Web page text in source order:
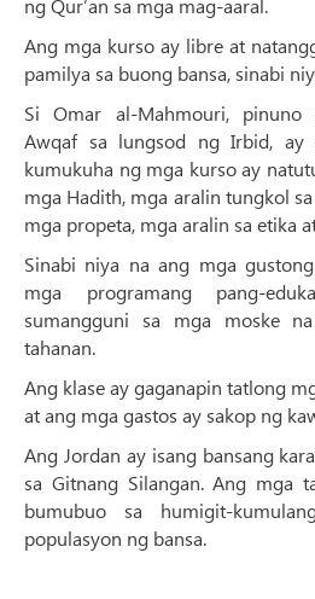
Ang mga kurso ay libre at
pamilya sa buong bansa, sinabi
Si Omar al-Mahmouri, pinuno
Awqaf sa lungsod ng Irbid, ay
kumukuha ng mga kurso ay
mga Hadith, mga aralin tungkol
mga propeta, mga aralin sa etika
Sinabi niya na ang mga
mga programang pang-
sumangguni sa mga moske
tahanan.
Ang klase ay gaganapin tatlong
at ang mga gastos ay sakop ng
Ang Jordan ay isang bansang
sa Gitnang Silangan. Ang mga
bumubuo sa humigit-
populasyon ng bansa.